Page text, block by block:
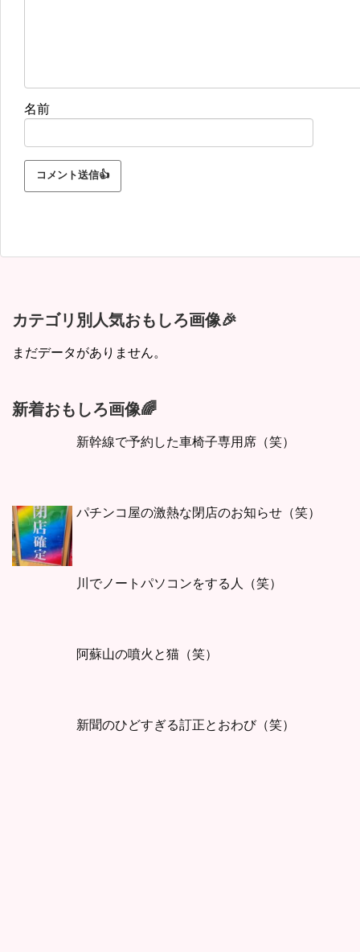
名前
カテゴリ別人気おもしろ画像🎉
まだデータがありません。
新着おもしろ画像🌈
新幹線で予約した車椅子専用席（笑）
パチンコ屋の激熱な閉店のお知らせ（笑）
川でノートパソコンをする人（笑）
阿蘇山の噴火と猫（笑）
新聞のひどすぎる訂正とおわび（笑）